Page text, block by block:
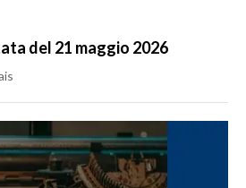
del 21 maggio 2026